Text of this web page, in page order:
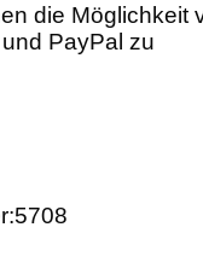
die Möglichkeit
PayPal zu